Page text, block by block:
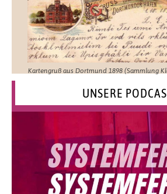
Kartengruß aus Dortmund 1898 (Sammlung
UNSERE